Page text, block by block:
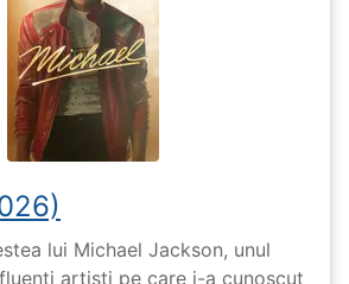
lui Michael Jackson, unul
artiști pe care i-a cunoscut